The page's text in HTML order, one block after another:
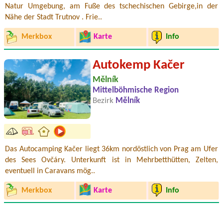
Natur Umgebung, am Fuße des tschechischen Gebirge,in der
Nähe der Stadt Trutnov . Frie..
Merkbox Karte Info
Autokemp Kačer
Mělník
Mittelböhmische Region
Bezirk Mělník
Das Autocamping Kačer liegt 36km nordöstlich von Prag am Ufer
des Sees Ovčáry. Unterkunft ist in Mehrbetthütten, Zelten,
eventuell in Caravans mög..
Merkbox Karte Info